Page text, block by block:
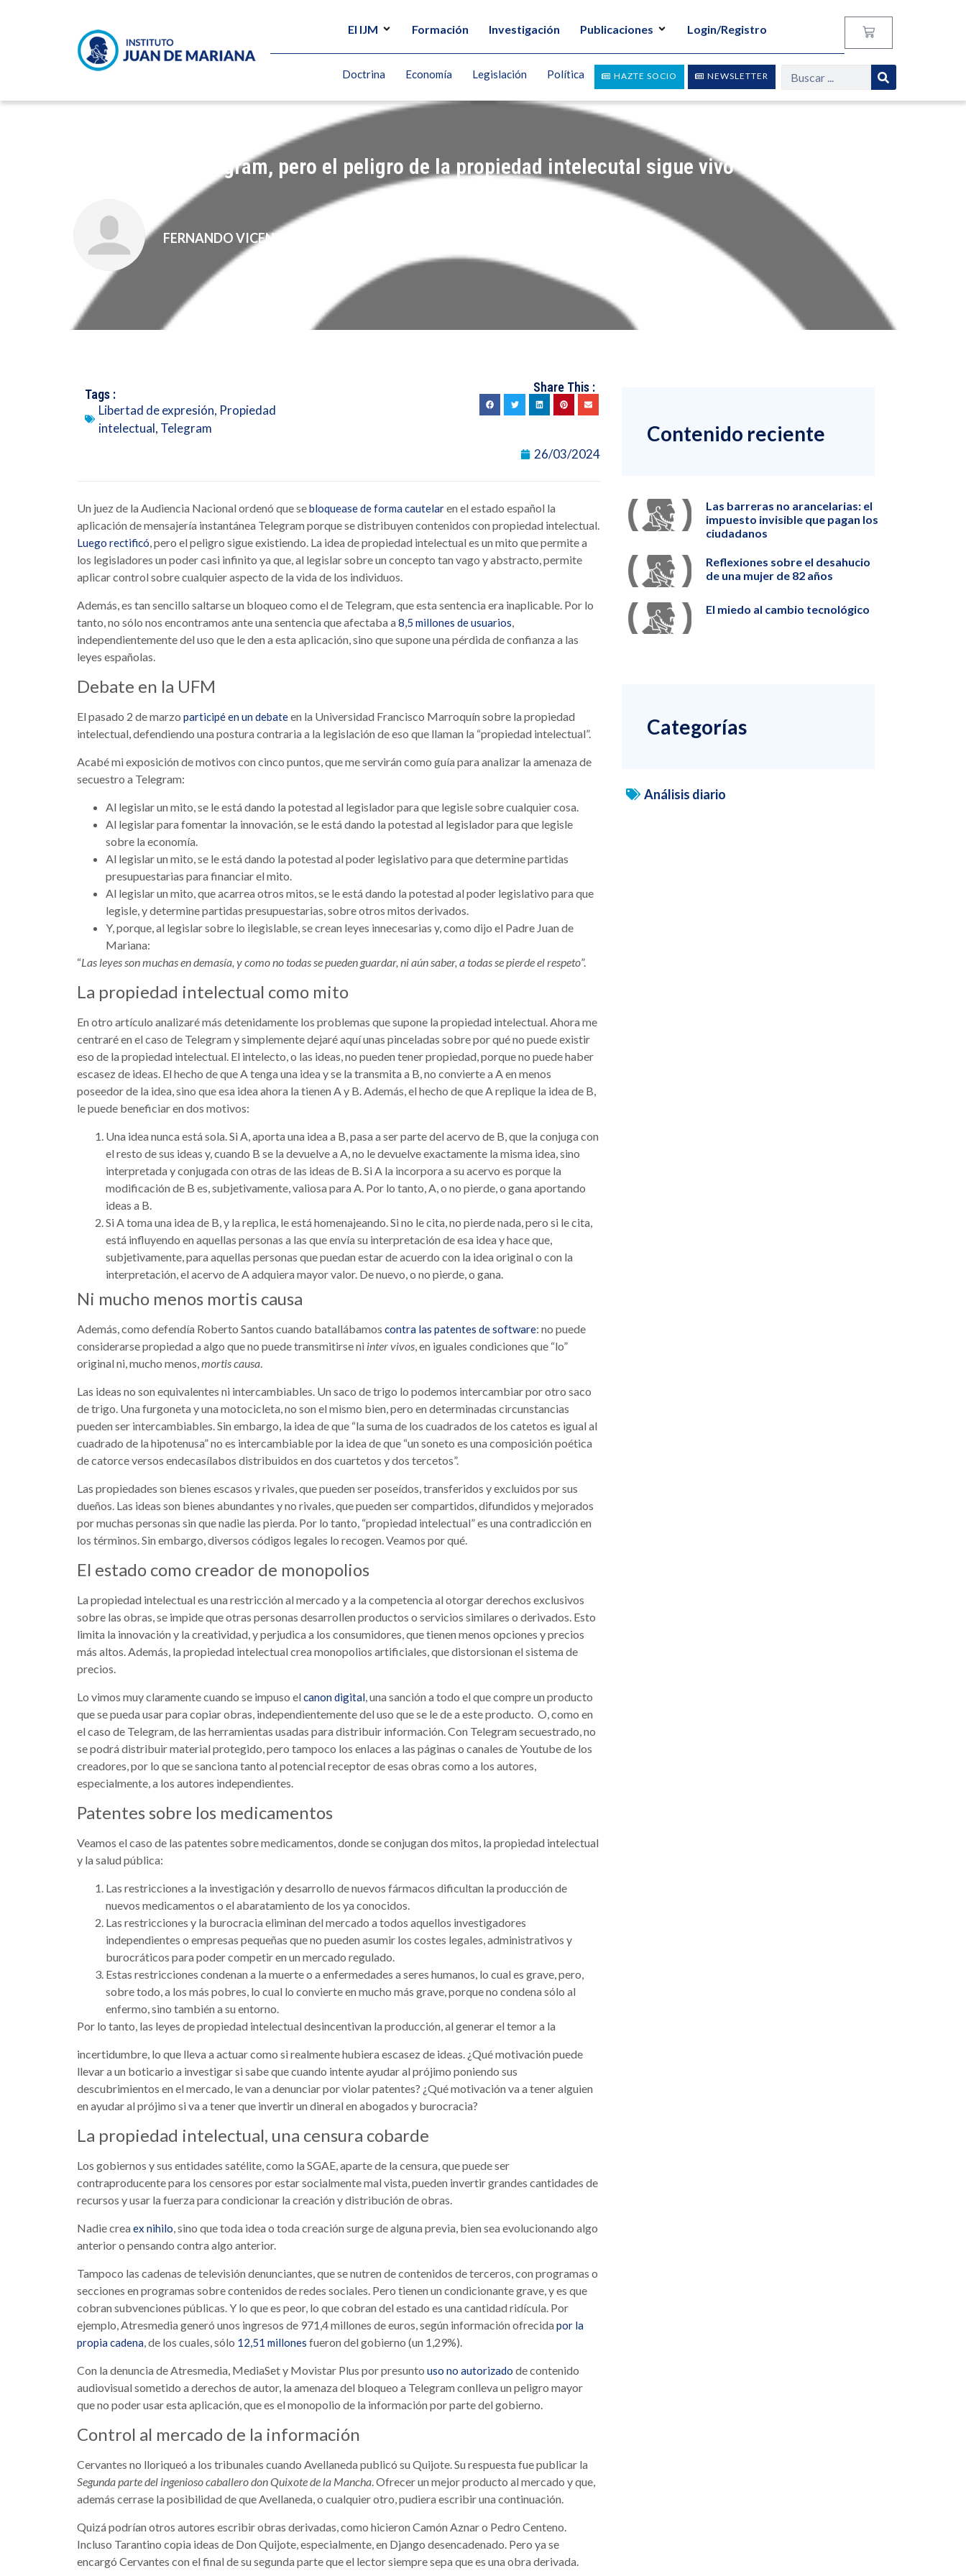
El IJM Formación Investigación Publicaciones Login/Registro
NEWSLETTER
HAZTE SOCIO
Doctrina Economía Legislación Política
No bloquean Telegram, pero el peligro de la propiedad intelecutal sigue vivo
FERNANDO VICENTE
Tags :
Libertad de expresión, Propiedad
intelectual, Telegram
Share This :
26/03/2024
Un juez de la Audiencia Nacional ordenó que sebloquease de forma cautelaren el estado español la
aplicación de mensajería instantánea Telegram porque se distribuyen contenidos con propiedad intelectual.
Luego rectificó, pero el peligro sigue existiendo. La idea de propiedad intelectual es un mito que permite a
los legisladores un poder casi infinito ya que, al legislar sobre un concepto tan vago y abstracto, permite
aplicar control sobre cualquier aspecto de la vida de los individuos.
Además, es tan sencillo saltarse un bloqueo como el de Telegram, que esta sentencia era inaplicable. Por lo
tanto, no sólo nos encontramos ante una sentencia que afectaba a8,5 millones de usuarios,
independientemente del uso que le den a esta aplicación, sino que supone una pérdida de confianza a las
leyes españolas.
Debate en la UFM
El pasado 2 de marzo participé en un debateen la Universidad Francisco Marroquín sobre la propiedad
intelectual, defendiendo una postura contraria a la legislación de eso que llaman la “propiedad intelectual”.
Acabé mi exposición de motivos con cinco puntos, que me servirán como guía para analizar la amenaza de
secuestro a Telegram:
Al legislar un mito, se le está dando la potestad al legislador para que legisle sobre cualquier cosa.
Al legislar para fomentar la innovación, se le está dando la potestad al legislador para que legisle
sobre la economía.
Al legislar un mito, se le está dando la potestad al poder legislativo para que determine partidas
presupuestarias para financiar el mito.
Al legislar un mito, que acarrea otros mitos, se le está dando la potestad al poder legislativo para que
legisle, y determine partidas presupuestarias, sobre otros mitos derivados.
Y, porque, al legislar sobre lo ilegislable, se crean leyes innecesarias y, como dijo el Padre Juan de
Mariana:
“Las leyes son muchas en demasía, y como no todas se pueden guardar, ni aún saber, a todas se pierde el respeto”.
La propiedad intelectual como mito
En otro artículo analizaré más detenidamente los problemas que supone la propiedad intelectual. Ahora me
centraré en el caso de Telegram y simplemente dejaré aquí unas pinceladas sobre por qué no puede existir
eso de la propiedad intelectual. El intelecto, o las ideas, no pueden tener propiedad, porque no puede haber
escasez de ideas. El hecho de que A tenga una idea y se la transmita a B, no convierte a A en menos
poseedor de la idea, sino que esa idea ahora la tienen A y B. Además, el hecho de que A replique la idea de B,
le puede beneficiar en dos motivos:
Una idea nunca está sola. Si A, aporta una idea a B, pasa a ser parte del acervo de B, que la conjuga con
el resto de sus ideas y, cuando B se la devuelve a A, no le devuelve exactamente la misma idea, sino
interpretada y conjugada con otras de las ideas de B. Si A la incorpora a su acervo es porque la
modificación de B es, subjetivamente, valiosa para A. Por lo tanto, A, o no pierde, o gana aportando
ideas a B.
Si A toma una idea de B, y la replica, le está homenajeando. Si no le cita, no pierde nada, pero si le cita,
está influyendo en aquellas personas a las que envía su interpretación de esa idea y hace que,
subjetivamente, para aquellas personas que puedan estar de acuerdo con la idea original o con la
interpretación, el acervo de A adquiera mayor valor. De nuevo, o no pierde, o gana.
Ni mucho menos mortis causa
Además, como defendía Roberto Santos cuando batallábamos contra las patentes de software: no puede
considerarse propiedad a algo que no puede transmitirse ni inter vivos, en iguales condiciones que “lo”
original ni, mucho menos,mortis causa.
Las ideas no son equivalentes ni intercambiables. Un saco de trigo lo podemos intercambiar por otro saco
de trigo. Una furgoneta y una motocicleta, no son el mismo bien, pero en determinadas circunstancias
pueden ser intercambiables. Sin embargo, la idea de que “la suma de los cuadrados de los catetos es igual al
cuadrado de la hipotenusa” no es intercambiable por la idea de que “un soneto es una composición poética
de catorce versos endecasílabos distribuidos en dos cuartetos y dos tercetos”.
Las propiedades son bienes escasos y rivales, que pueden ser poseídos, transferidos y excluidos por sus
dueños. Las ideas son bienes abundantes y no rivales, que pueden ser compartidos, difundidos y mejorados
por muchas personas sin que nadie las pierda. Por lo tanto, “propiedad intelectual” es una contradicción en
los términos. Sin embargo, diversos códigos legales lo recogen. Veamos por qué.
El estado como creador de monopolios
La propiedad intelectual es una restricción al mercado y a la competencia al otorgar derechos exclusivos
sobre las obras, se impide que otras personas desarrollen productos o servicios similares o derivados. Esto
limita la innovación y la creatividad, y perjudica a los consumidores, que tienen menos opciones y precios
más altos. Además, la propiedad intelectual crea monopolios artificiales, que distorsionan el sistema de
precios.
Lo vimos muy claramente cuando se impuso elcanon digital, una sanción a todo el que compre un producto
que se pueda usar para copiar obras, independientemente del uso que se le de a este producto. O, como en
el caso de Telegram, de las herramientas usadas para distribuir información. Con Telegram secuestrado, no
se podrá distribuir material protegido, pero tampoco los enlaces a las páginas o canales de Youtube de los
creadores, por lo que se sanciona tanto al potencial receptor de esas obras como a los autores,
especialmente, a los autores independientes.
Patentes sobre los medicamentos
Veamos el caso de las patentes sobre medicamentos, donde se conjugan dos mitos, la propiedad intelectual
y la salud pública:
Las restricciones a la investigación y desarrollo de nuevos fármacos dificultan la producción de
nuevos medicamentos o el abaratamiento de los ya conocidos.
Las restricciones y la burocracia eliminan del mercado a todos aquellos investigadores
independientes o empresas pequeñas que no pueden asumir los costes legales, administrativos y
burocráticos para poder competir en un mercado regulado.
Estas restricciones condenan a la muerte o a enfermedades a seres humanos, lo cual es grave, pero,
sobre todo, a los más pobres, lo cual lo convierte en mucho más grave, porque no condena sólo al
enfermo, sino también a su entorno.
Por lo tanto, las leyes de propiedad intelectual desincentivan la producción, al generar el temor a la
incertidumbre, lo que lleva a actuar como si realmente hubiera escasez de ideas. ¿Qué motivación puede
llevar a un boticario a investigar si sabe que cuando intente ayudar al prójimo poniendo sus
descubrimientos en el mercado, le van a denunciar por violar patentes? ¿Qué motivación va a tener alguien
en ayudar al prójimo si va a tener que invertir un dineral en abogados y burocracia?
La propiedad intelectual, una censura cobarde
Los gobiernos y sus entidades satélite, como la SGAE, aparte de la censura, que puede ser
contraproducente para los censores por estar socialmente mal vista, pueden invertir grandes cantidades de
recursos y usar la fuerza para condicionar la creación y distribución de obras.
Nadie creaex nihilo, sino que toda idea o toda creación surge de alguna previa, bien sea evolucionando algo
anterior o pensando contra algo anterior.
Tampoco las cadenas de televisión denunciantes, que se nutren de contenidos de terceros, con programas o
secciones en programas sobre contenidos de redes sociales. Pero tienen un condicionante grave, y es que
cobran subvenciones públicas. Y lo que es peor, lo que cobran del estado es una cantidad ridícula. Por
ejemplo, Atresmedia generó unos ingresos de 971,4 millones de euros, según información ofrecidapor la
propia cadena, de los cuales, sólo 12,51 millones fueron del gobierno (un 1,29%).
Con la denuncia de Atresmedia, MediaSet y Movistar Plus por presunto uso no autorizado de contenido
audiovisual sometido a derechos de autor, la amenaza del bloqueo a Telegram conlleva un peligro mayor
que no poder usar esta aplicación, que es el monopolio de la información por parte del gobierno.
Control al mercado de la información
Cervantes no lloriqueó a los tribunales cuando Avellaneda publicó su Quijote. Su respuesta fue publicar la
Segunda parte del ingenioso caballero don Quixote de la Mancha. Ofrecer un mejor producto al mercado y que,
además cerrase la posibilidad de que Avellaneda, o cualquier otro, pudiera escribir una continuación.
Quizá podrían otros autores escribir obras derivadas, como hicieron Camón Aznar o Pedro Centeno.
Incluso Tarantino copia ideas de Don Quijote, especialmente, en Django desencadenado. Pero ya se
encargó Cervantes con el final de su segunda parte que el lector siempre sepa que es una obra derivada.
Contenido reciente
Las barreras no arancelarias: el
impuesto invisible que pagan los
ciudadanos
Reflexiones sobre el desahucio
de una mujer de 82 años
El miedo al cambio tecnológico
Categorías
Análisis diario